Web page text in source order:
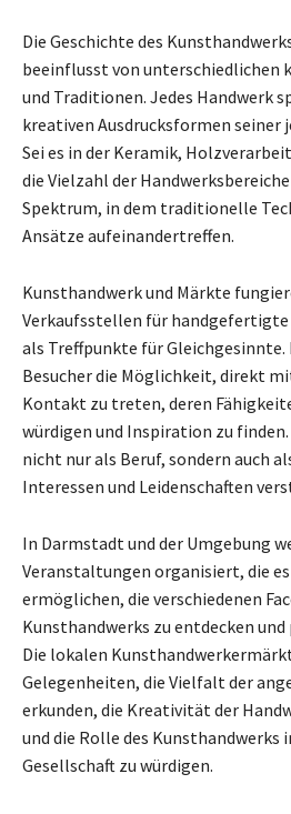
Die Geschichte des
beeinflusst von unterschiedlichen
und Traditionen. Jedes Handwerk
kreativen Ausdrucksformen seiner
Sei es in der Keramik,
die Vielzahl der
Spektrum, in dem traditionelle
Ansätze aufeinandertreffen.
Kunsthandwerk und Märkte
Verkaufsstellen für handgefertigte
als Treffpunkte für Gleichgesinnte.
Besucher die Möglichkeit, direkt
Kontakt zu treten, deren
würdigen und Inspiration zu
nicht nur als Beruf, sondern auch
Interessen und Leidenschaften
In Darmstadt und der Umgebung
Veranstaltungen organisiert, die es
ermöglichen, die verschiedenen
Kunsthandwerks zu entdecken
Die lokalen
Gelegenheiten, die Vielfalt der
erkunden, die Kreativität der
und die Rolle des Kunsthandwerks
Gesellschaft zu würdigen.